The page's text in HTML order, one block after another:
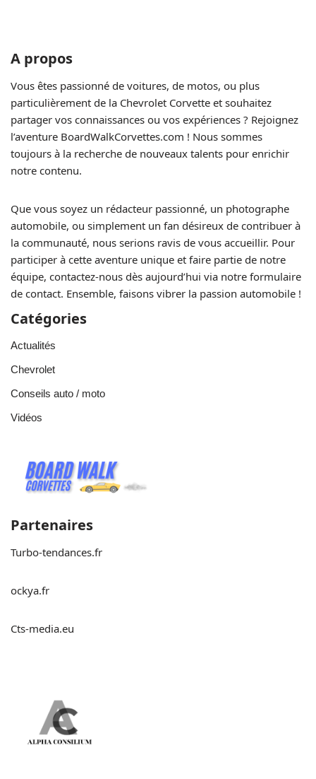
A propos
Vous êtes passionné de voitures, de motos, ou plus
particulièrement de la Chevrolet Corvette et souhaitez
partager vos connaissances ou vos expériences ? Rejoignez
l’aventure BoardWalkCorvettes.com ! Nous sommes
toujours à la recherche de nouveaux talents pour enrichir
notre contenu.
Que vous soyez un rédacteur passionné, un photographe
automobile, ou simplement un fan désireux de contribuer à
la communauté, nous serions ravis de vous accueillir. Pour
participer à cette aventure unique et faire partie de notre
équipe, contactez-nous dès aujourd’hui via notre formulaire
de contact. Ensemble, faisons vibrer la passion automobile !
Catégories
Actualités
Chevrolet
Conseils auto / moto
Vidéos
Partenaires
Turbo-tendances.fr
ockya.fr
Cts-media.eu